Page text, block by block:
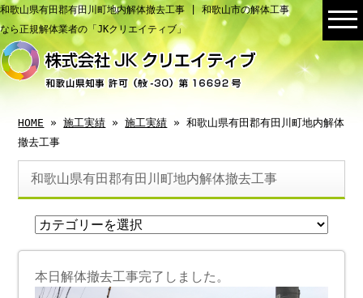
和歌山県有田郡有田川町地内解体撤去工事 | 和歌山市の解体工事
なら正規解体業者の「JKクリエイティブ」
HOME »施工実績 »施工実績 » 和歌山県有田郡有田川町地内解体
撤去工事
和歌山県有田郡有田川町地内解体撤去工事
本日解体撤去工事完了しました。